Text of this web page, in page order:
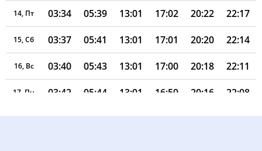
14, Пт 03:34 05:39 13:01 17:02 20:22 22:17
15, Сб 03:37 05:41 13:01 17:01 20:20 22:14
16, Вс 03:40 05:43 13:01 17:00 20:18 22:11
17, Пн 03:42 05:44 13:01 16:59 20:16 22:08
18, Вт 03:45 05:46 13:00 16:58 20:14 22:05